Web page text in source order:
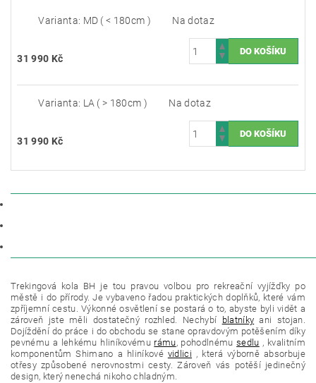
Varianta: MD ( < 180cm ) Na dotaz
31 990 Kč
Varianta: LA ( > 180cm ) Na dotaz
31 990 Kč
Trekingová kola BH je tou pravou volbou pro rekreační vyjížďky po
městě i do přírody. Je vybaveno řadou praktických doplňků, které vám
zpříjemní cestu. Výkonné osvětlení se postará o to, abyste byli vidět a
zároveň jste měli dostatečný rozhled. Nechybí blatníky ani stojan.
Dojíždění do práce i do obchodu se stane opravdovým potěšením díky
pevnému a lehkému hliníkovému rámu, pohodlnémusedlu , kvalitním
komponentům Shimano a hliníkové vidlici , která výborně absorbuje
otřesy způsobené nerovnostmi cesty. Zároveň vás potěší jedinečný
design, který nenechá nikoho chladným.